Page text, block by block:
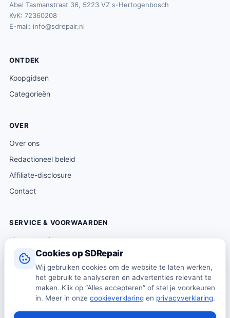
Cookies op SDRepair
Wij gebruiken cookies om de website te laten werken,
het gebruik te analyseren en advertenties relevant te
maken. Klik op “Alles accepteren” of stel je voorkeuren
in. Meer in onze cookieverklaring en privacyverklaring.
Abel Tasmanstraat 36, 5223 VZ s-Hertogenbosch
KvK: 72360208
E-mail: info@sdrepair.nl
ONTDEK
Koopgidsen
Categorieën
OVER
Over ons
Redactioneel beleid
Affiliate-disclosure
Contact
SERVICE & VOORWAARDEN
Klantenservice
Verzending & levering
Retourneren
Algemene voorwaarden